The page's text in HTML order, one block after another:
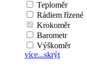
Teploměr
Rádiem řízené
Krokoměr
Barometr
Výškoměr
více...skrýt